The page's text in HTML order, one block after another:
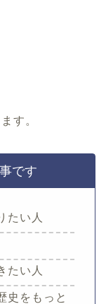
す。
です
たい人
たい人
史をもっと